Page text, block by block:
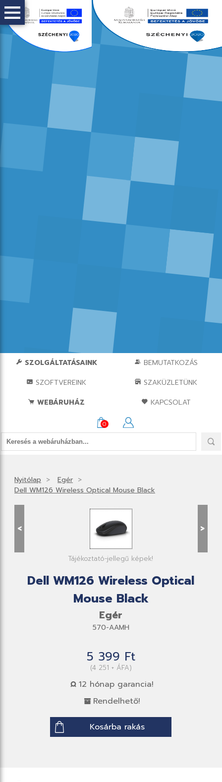
SZOLGÁLTATÁSAINK
BEMUTATKOZÁS
SZOFTVEREINK
SZAKÜZLETÜNK
WEBÁRUHÁZ
KAPCSOLAT
0
Nyitólap
Egér
Dell WM126 Wireless Optical Mouse Black
< >
Tájékoztató-jellegű képek!
Dell WM126 Wireless Optical
Mouse Black
Egér
570-AAMH
5 399 Ft
(4 251 + ÁFA)
12 hónap garancia!
Rendelhető!
Kosárba rakás